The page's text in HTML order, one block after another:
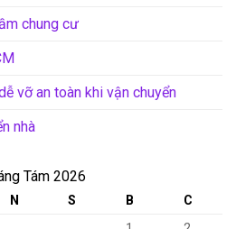
chung cư
vỡ an toàn khi vận chuyển
nhà
Tám 2026
N S B
C